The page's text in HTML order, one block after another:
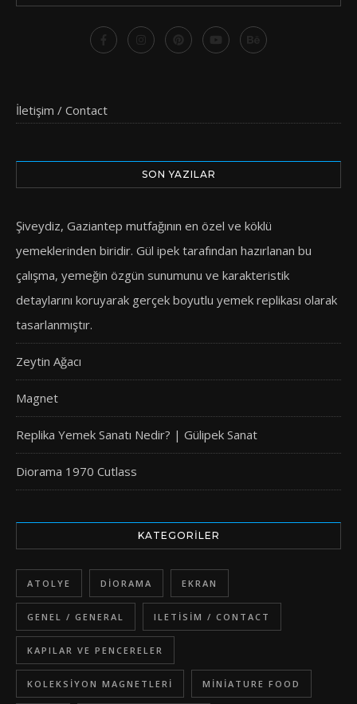
İletişim / Contact
SON YAZILAR
Şiveydiz, Gaziantep mutfağının en özel ve köklü
yemeklerinden biridir. Gül ipek tarafından hazırlanan bu
çalışma, yemeğin özgün sunumunu ve karakteristik
detaylarını koruyarak gerçek boyutlu yemek replikası olarak
tasarlanmıştır.
Zeytin Ağacı
Magnet
Replika Yemek Sanatı Nedir? | Gülipek Sanat
Diorama 1970 Cutlass
KATEGORILER
ATOLYE DIORAMA EKRAN
GENEL / GENERAL ILETISIM / CONTACT
KAPILAR VE PENCERELER
KOLEKSIYON MAGNETLERI MINIATURE FOOD